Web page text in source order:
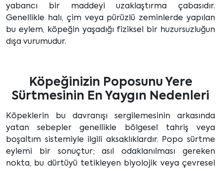
yabancı bir maddeyi uzaklaştırma çabasıdır.
Genellikle halı, çim veya pürüzlü zeminlerde yapılan
bu eylem, köpeğin yaşadığı fiziksel bir huzursuzluğun
dışa vurumudur.
Köpeğinizin Poposunu Yere
Sürtmesinin En Yaygın Nedenleri
Köpeklerin bu davranışı sergilemesinin arkasında
yatan sebepler genellikle bölgesel tahriş veya
boşaltım sistemiyle ilgili aksaklıklardır. Popo sürtme
eylemi bir sonuçtur; asıl odaklanılması gereken
nokta, bu dürtüyü tetikleyen biyolojik veya çevresel